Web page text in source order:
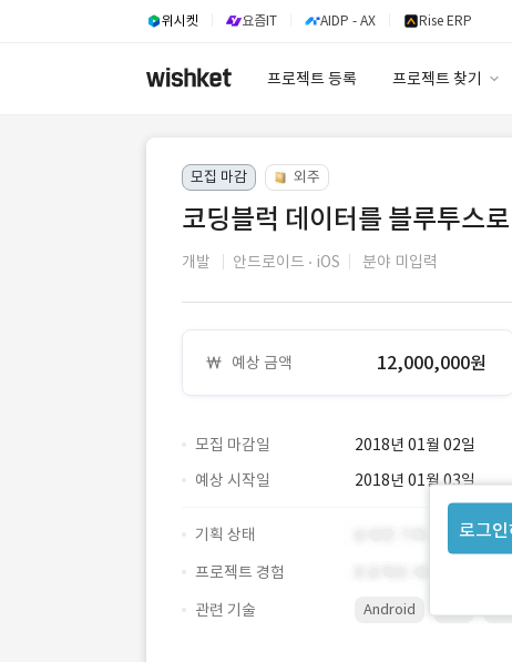
위시켓 요즘IT AIDP - AX Rise ERP
프로젝트 등록 프로젝트 찾기
모집 마감 외주
코딩블럭 데이터를 블루투스
개발 안드로이드 iOS 분야 미입력
예상 금액 12,000,000원
모집 마감일 2018년 01월 02일
로그
예상 시작일 2018년 01월 03일
기획 상태
프로젝트 경험
관련 기술
Android